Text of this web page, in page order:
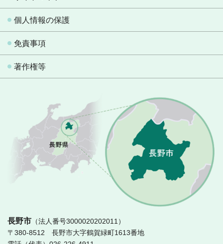
個人情報の保護
免責事項
著作権等
長野市 （法人番号3000020202011）
〒380-8512 長野市大字鶴賀緑町1613番地